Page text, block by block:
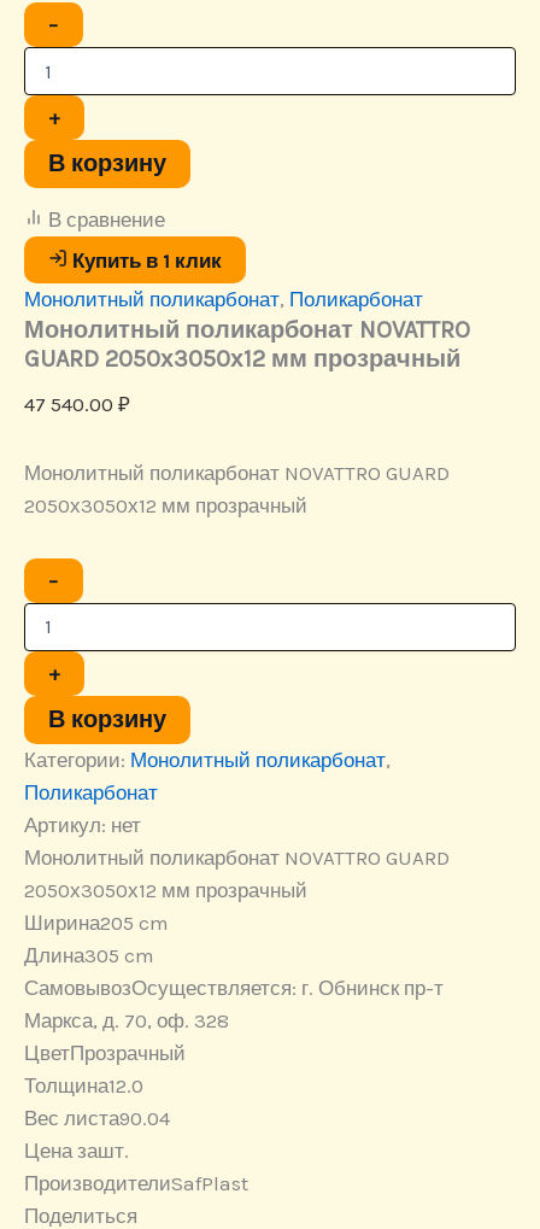
−
Количество
товара
NOVATTRO
GUARD
2050х3050х12
мм
+
В корзину
В сравнение
Купить в 1 клик
Монолитный поликарбонат, Поликарбонат
Монолитный поликарбонат NOVATTRO
GUARD 2050х3050х12 мм прозрачный
47 540.00 ₽
Монолитный поликарбонат NOVATTRO GUARD
2050х3050х12 мм прозрачный
−
Количество
товара
NOVATTRO
GUARD
2050х3050х12
мм
прозрачный
+
В корзину
Категории: Монолитный поликарбонат,
Поликарбонат
Артикул: нет
Монолитный поликарбонат NOVATTRO GUARD
2050х3050х12 мм прозрачный
Ширина205 cm
Длина305 cm
СамовывозОсуществляется: г. Обнинск пр-т
Маркса, д. 70, оф. 328
ЦветПрозрачный
Толщина12.0
Вес листа90.04
Цена зашт.
ПроизводителиSafPlast
Поделиться